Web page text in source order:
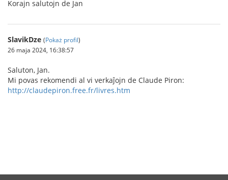
Korajn salutojn de Jan
SlavikDze (Pokaż profil)
26 maja 2024, 16:38:57
Saluton, Jan.
Mi povas rekomendi al vi verkaĵojn de Claude Piron:
http://claudepiron.free.fr/livres.htm